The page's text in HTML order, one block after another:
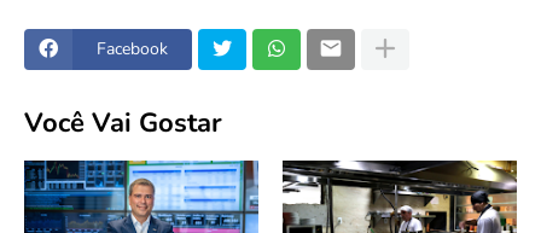
Facebook
Você Vai Gostar